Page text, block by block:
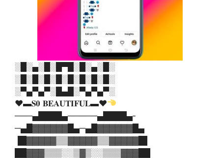
░█░▄░█░█▀█░█░▄░█░
░█░█░█░█░█░█░█░█░
░▀▄▀▄▀░█▄█░▀▄▀▄▀░
♥▬𝐒𝟎 𝐁𝐄𝐀𝐔𝐓𝐈𝐅𝐔𝐋▬♥️
───▄████▄─────▄████▄­
─▄█▓▓▓▓▓▓█▄─▄█▓▓▓▓▓▓­█▄
▐█▓▓▓▓▓▒▒▓▓▓▓▓▒▒▓▓▓▓­▓█▌
██▓▓▓▒▒▒░░▒▓▒░░▒▒▒▓▓­▓██